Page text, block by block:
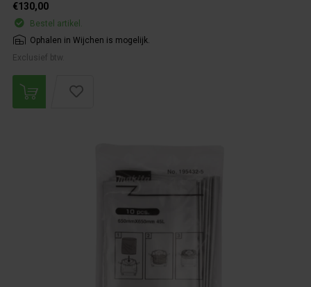
€130,00
Bestel artikel.
Ophalen in Wijchen is mogelijk.
Exclusief btw.